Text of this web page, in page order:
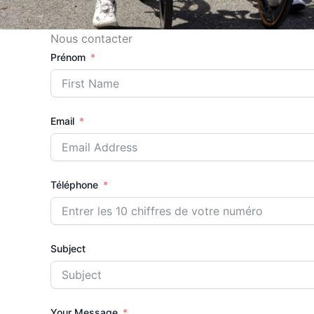
Nous contacter
Prénom
Email
Téléphone
Subject